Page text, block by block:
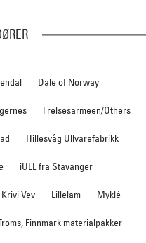
Dale of Norway
Frelsesarmeen/Others
Hillesvåg Ullvarefabrikk
iULL fra Stavanger
Krivi Vev Lillelam Myklé
Finnmark materialpakker